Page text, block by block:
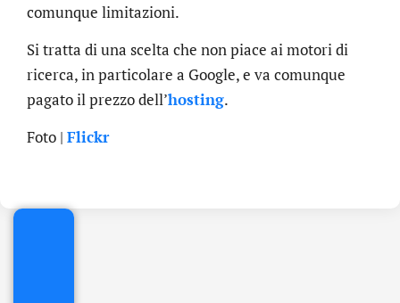
comunque limitazioni.
Si tratta di una scelta che non piace ai motori di
ricerca, in particolare a Google, e va comunque
pagato il prezzo dell’hosting.
Foto | Flickr
.online